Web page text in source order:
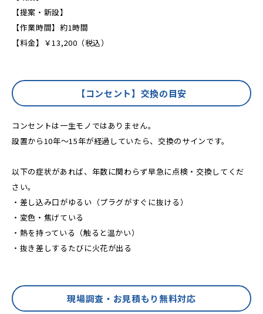
【提案・新設】
【作業時間】約1時間
【料金】￥13,200（税込）
【コンセント】交換の目安
コンセントは一生モノではありません。
設置から10年〜15年が経過していたら、交換のサインです。
以下の症状があれば、年数に関わらず早急に点検・交換してくだ
さい。
・差し込み口がゆるい（プラグがすぐに抜ける）
・変色・焦げている
・熱を持っている（触ると温かい）
・抜き差しするたびに火花が出る
現場調査・お見積もり無料対応